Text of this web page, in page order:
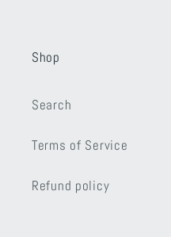
Shop
Search
Terms of Service
Refund policy